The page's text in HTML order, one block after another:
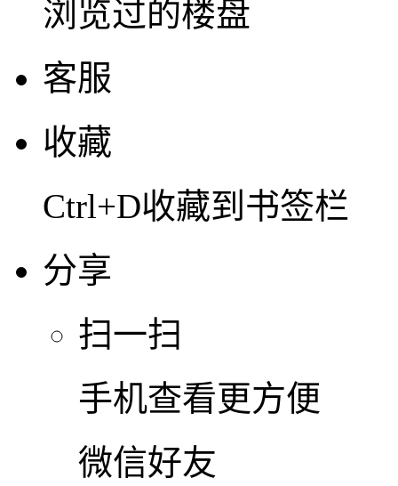
浏览过的楼盘
客服
收藏
Ctrl+D收藏到书签栏
分享
扫一扫
手机查看更方便
微信好友